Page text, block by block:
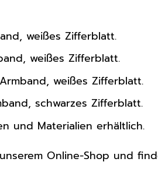
weißes Zifferblatt.
weißes Zifferblatt.
weißes Zifferblatt.
schwarzes Zifferblatt.
und Materialien erhältlich.
Online-Shop und